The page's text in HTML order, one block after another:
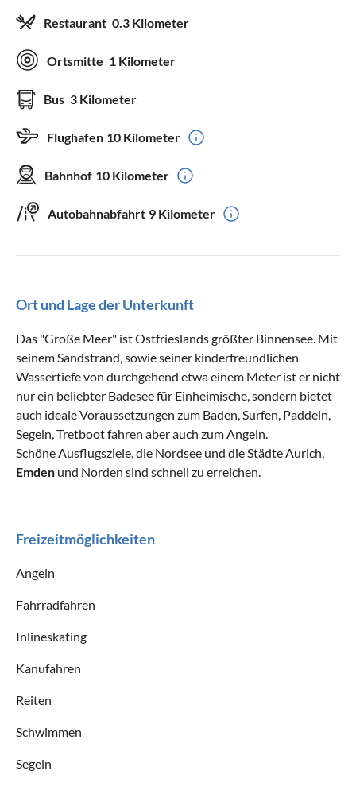
Restaurant 0.3 Kilometer
Ortsmitte 1 Kilometer
Bus 3 Kilometer
Flughafen 10 Kilometer
Bahnhof 10 Kilometer
Autobahnabfahrt 9 Kilometer
Ort und Lage der Unterkunft
Das "Große Meer" ist Ostfrieslands größter Binnensee. Mit
seinem Sandstrand, sowie seiner kinderfreundlichen
Wassertiefe von durchgehend etwa einem Meter ist er nicht
nur ein beliebter Badesee für Einheimische, sondern bietet
auch ideale Voraussetzungen zum Baden, Surfen, Paddeln,
Segeln, Tretboot fahren aber auch zum Angeln.
Schöne Ausflugsziele, die Nordsee und die Städte Aurich,
Emden und Norden sind schnell zu erreichen.
Freizeitmöglichkeiten
Angeln
Fahrradfahren
Inlineskating
Kanufahren
Reiten
Schwimmen
Segeln